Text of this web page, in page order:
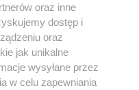
być powielany i
w jakikolwiek sposób (w
na jakimkolwiek polu
z umieszczaniem w Internecie
użycie lub
z naruszeniem prawa, tzn.
kary i może być ścigane
oraz inne
dostęp i
oraz
jak unikalne
wysyłane przez
w celu zapewniania